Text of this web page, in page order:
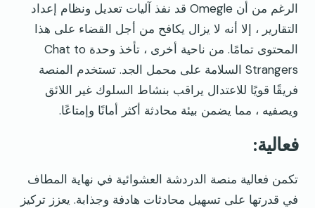
الرغم من أن Omegle قد نفذ آليات تعديل ونظام إعداد
التقارير ، إلا أنه لا يزال يكافح من أجل القضاء على هذا
المحتوى تمامًا. من ناحية أخرى ، تأخذ وحدة Chat to
Strangers السلامة على محمل الجد. تستخدم المنصة
فريقًا قويًا للاعتدال يراقب بنشاط السلوك غير اللائق
ويصفيه ، مما يضمن بيئة محادثة أكثر أمانًا وإمتاعًا.
فعالية:
تكمن فعالية منصة الدردشة العشوائية في نهاية المطاف
في قدرتها على تسهيل محادثات هادفة وجذابة. يعزز تركيز